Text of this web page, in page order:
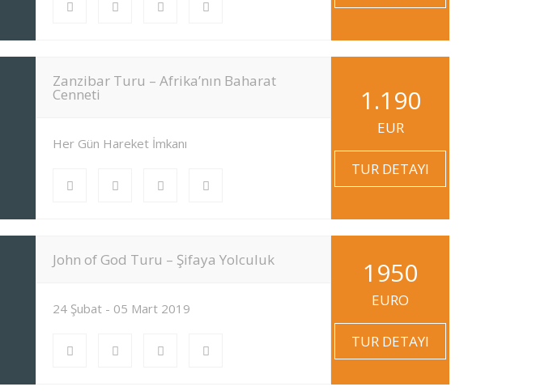
Zanzibar Turu – Afrika’nın Baharat
Cenneti
Her Gün Hareket İmkanı
1.190
EUR
TUR DETAYI
John of God Turu – Şifaya Yolculuk
24 Şubat - 05 Mart 2019
1950
EURO
TUR DETAYI